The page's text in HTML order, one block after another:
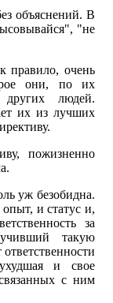
объяснений. В
"не
правило, очень
они, по их
людей.
их из лучших
пожизненно
уж безобидна.
и статус и,
за
такую
и свое
с ним